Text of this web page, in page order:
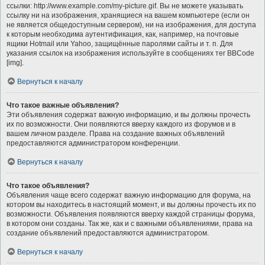
ссылки: http://www.example.com/my-picture.gif. Вы не можете указывать
ссылку ни на изображения, хранящиеся на вашем компьютере (если он
не является общедоступным сервером), ни на изображения, для доступа
к которым необходима аутентификация, как, например, на почтовые
ящики Hotmail или Yahoo, защищённые паролями сайты и т. п. Для
указания ссылок на изображения используйте в сообщениях тег BBCode
[img].
Вернуться к началу
Что такое важные объявления?
Эти объявления содержат важную информацию, и вы должны прочесть
их по возможности. Они появляются вверху каждого из форумов и в
вашем личном разделе. Права на создание важных объявлений
предоставляются администратором конференции.
Вернуться к началу
Что такое объявления?
Объявления чаще всего содержат важную информацию для форума, на
котором вы находитесь в настоящий момент, и вы должны прочесть их по
возможности. Объявления появляются вверху каждой страницы форума,
в котором они созданы. Так же, как и с важными объявлениями, права на
создание объявлений предоставляются администратором.
Вернуться к началу